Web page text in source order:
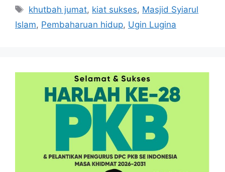
Tag
khutbah jumat, kiat sukses, Masjid Syiarul
Islam, Pembaharuan hidup, Ugin Lugina